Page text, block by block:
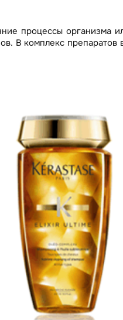
процессы организма
В комплекс